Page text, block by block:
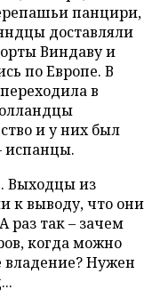
панцири,
доставляли
Виндаву и
по Европе. В
в
и у них был
испанцы.
Выходцы из
к выводу, что они
раз так – зачем
когда можно
владение? Нужен